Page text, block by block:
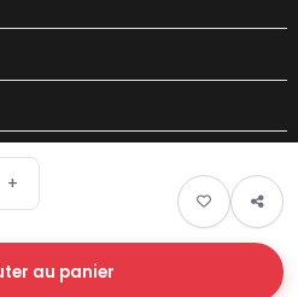
+
au panier
réservés • Made by